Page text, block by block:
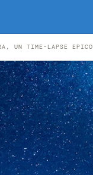
UN TIME-LAPSE EPICO